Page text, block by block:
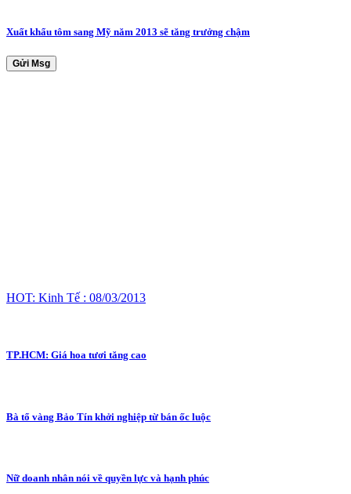
Xuất khẩu tôm sang Mỹ năm 2013 sẽ tăng trưởng chậm
Gửi Msg
HOT: Kinh Tế : 08/03/2013
TP.HCM: Giá hoa tươi tăng cao
Bà tổ vàng Bảo Tín khởi nghiệp từ bán ốc luộc
Nữ doanh nhân nói về quyền lực và hạnh phúc